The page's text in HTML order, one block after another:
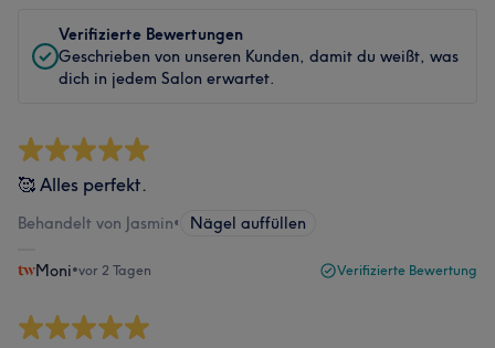
Verifizierte Bewertungen
Geschrieben von unseren Kunden, damit du weißt, was
dich in jedem Salon erwartet.
🥰 Alles perfekt.
Behandelt von Jasmin• Nägel auffüllen
Moni•vor 2 Tagen Verifizierte Bewertung